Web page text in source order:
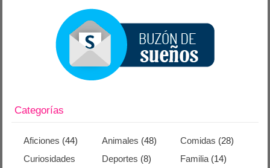
Categorías
Aficiones (44) Animales (48) Comidas (28)
Curiosidades
Deportes (8) Familia(14)